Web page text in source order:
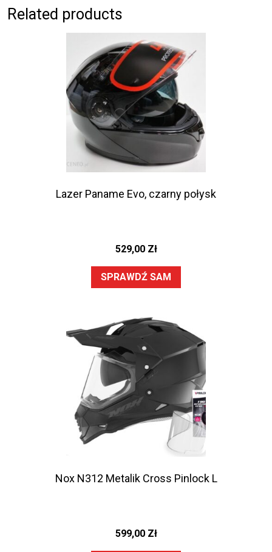
Related products
Lazer Paname Evo, czarny połysk
529,00 Zł
SPRAWDŹ SAM
Nox N312 Metalik Cross Pinlock L
599,00 Zł